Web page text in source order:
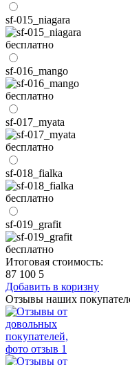
sf-015_niagara
бесплатно
sf-016_mango
бесплатно
sf-017_myata
бесплатно
sf-018_fialka
бесплатно
sf-019_grafit
бесплатно
Итоговая стоимость:
87 100 5
Добавить в коризну
Отзывы наших